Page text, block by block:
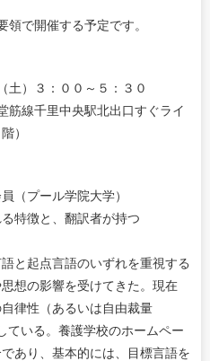
で開催する予定です。
土）３：００～５：３０
筋線千里中央駅北出口すぐライ
）
（プール学院大学）
特徴と、翻訳者が持つ
と起点言語のいずれを重視する
想の影響を受けてきた。現在
律性（あるいは自由裁量
ている。養護学校のホームペー
あり、基本的には、目標言語を